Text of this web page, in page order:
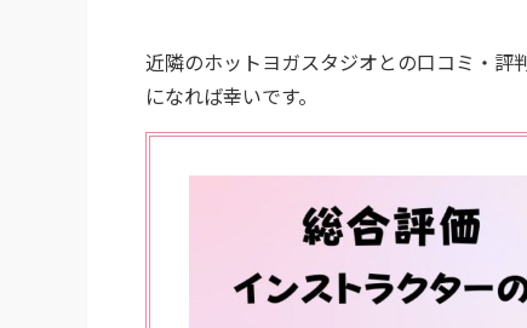
近隣のホットヨガスタジオとの口コミ・評
になれば幸いです。